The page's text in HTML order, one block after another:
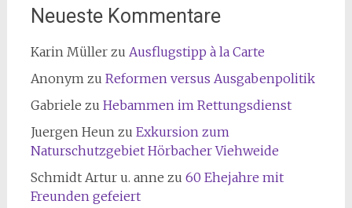
Neueste Kommentare
Karin Müllerzu Ausflugstipp à la Carte
Anonym zu Reformen versus Ausgabenpolitik
Gabriele zu Hebammen im Rettungsdienst
Juergen Heun zu Exkursion zum
Naturschutzgebiet Hörbacher Viehweide
Schmidt Artur u. anne zu 60 Ehejahre mit
Freunden gefeiert